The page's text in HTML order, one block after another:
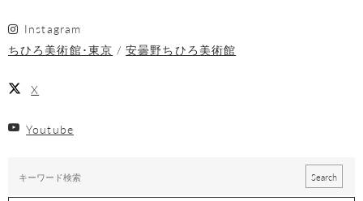
Instagram
ちひろ美術館･東京
安曇野ちひろ美術館
X
Youtube